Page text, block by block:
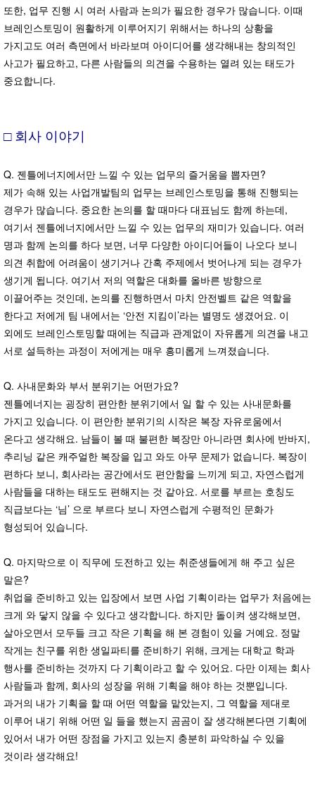
또한, 업무 진행 시 여러 사람과 논의가 필요한 경우가 많습니다. 이때
브레인스토밍이 원활하게 이루어지기 위해서는 하나의 상황을
가지고도 여러 측면에서 바라보며 아이디어를 생각해내는 창의적인
사고가 필요하고, 다른 사람들의 의견을 수용하는 열려 있는 태도가
중요합니다.
□ 회사 이야기
Q. 젠틀에너지에서만 느낄 수 있는 업무의 즐거움을 뽑자면?
제가 속해 있는 사업개발팀의 업무는 브레인스토밍을 통해 진행되는
경우가 많습니다. 중요한 논의를 할 때마다 대표님도 함께 하는데,
여기서 젠틀에너지에서만 느낄 수 있는 업무의 재미가 있습니다. 여러
명과 함께 논의를 하다 보면, 너무 다양한 아이디어들이 나오다 보니
의견 취합에 어려움이 생기거나 간혹 주제에서 벗어나게 되는 경우가
생기게 됩니다. 여기서 저의 역할은 대화를 올바른 방향으로
이끌어주는 것인데, 논의를 진행하면서 마치 안전벨트 같은 역할을
한다고 저에게 팀 내에서는 ‘안전 지킴이’라는 별명도 생겼어요. 이
외에도 브레인스토밍할 때에는 직급과 관계없이 자유롭게 의견을 내고
서로 설득하는 과정이 저에게는 매우 흥미롭게 느껴졌습니다.
Q. 사내문화와 부서 분위기는 어떤가요?
젠틀에너지는 굉장히 편안한 분위기에서 일 할 수 있는 사내문화를
가지고 있습니다. 이 편안한 분위기의 시작은 복장 자유로움에서
온다고 생각해요. 남들이 볼 때 불편한 복장만 아니라면 회사에 반바지,
추리닝 같은 캐주얼한 복장을 입고 와도 아무 문제가 없습니다. 복장이
편하다 보니, 회사라는 공간에서도 편안함을 느끼게 되고, 자연스럽게
사람들을 대하는 태도도 편해지는 것 같아요. 서로를 부르는 호칭도
직급보다는 ‘님’ 으로 부르다 보니 자연스럽게 수평적인 문화가
형성되어 있습니다.
Q. 마지막으로 이 직무에 도전하고 있는 취준생들에게 해 주고 싶은
말은?
취업을 준비하고 있는 입장에서 보면 사업 기획이라는 업무가 처음에는
크게 와 닿지 않을 수 있다고 생각합니다. 하지만 돌이켜 생각해보면,
살아오면서 모두들 크고 작은 기획을 해 본 경험이 있을 거예요. 정말
작게는 친구를 위한 생일파티를 준비하기 위해, 크게는 대학교 학과
행사를 준비하는 것까지 다 기획이라고 할 수 있어요. 다만 이제는 회사
사람들과 함께, 회사의 성장을 위해 기획을 해야 하는 것뿐입니다.
과거의 내가 기획을 할 때 어떤 역할을 맡았는지, 그 역할을 제대로
이루어 내기 위해 어떤 일 들을 했는지 곰곰이 잘 생각해본다면 기획에
있어서 내가 어떤 장점을 가지고 있는지 충분히 파악하실 수 있을
것이라 생각해요!